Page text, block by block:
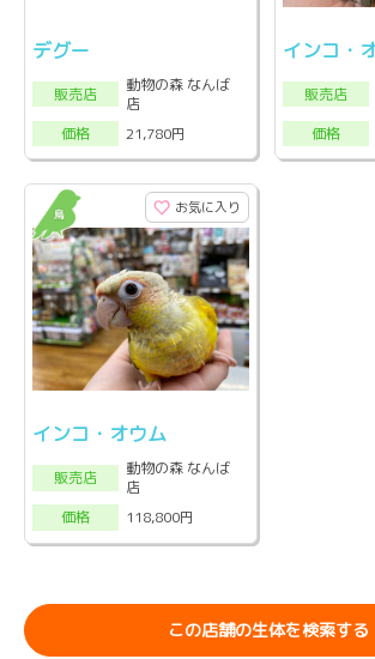
デグー
販売店
動物の森 なんば
店
価格
21,780円
インコ・
販売店
価格
お気に入り
インコ・オウム
販売店
動物の森 なんば
店
価格
118,800円
この店舗の生体を検索する